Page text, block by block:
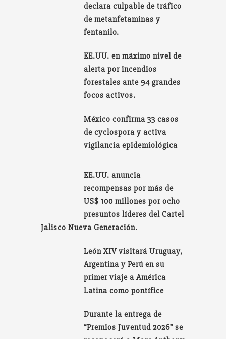
declara culpable de tráfico
de metanfetaminas y
fentanilo.
EE.UU. en máximo nivel de
alerta por incendios
forestales ante 94 grandes
focos activos.
México confirma 33 casos
de cyclospora y activa
vigilancia epidemiológica
EE.UU. anuncia
recompensas por más de
US$ 100 millones por ocho
presuntos líderes del Cartel
Jalisco Nueva Generación.
León XIV visitará Uruguay,
Argentina y Perú en su
primer viaje a América
Latina como pontífice
Durante la entrega de
“Premios Juventud 2026” se